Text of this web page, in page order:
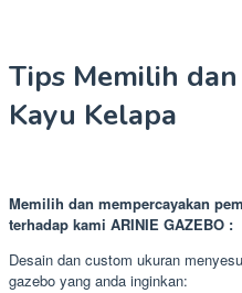
Tips Memilih
Kayu Kelapa
Memilih dan mempercayakan
terhadap kami ARINIE GAZEBO :
Desain dan custom ukuran
gazebo yang anda inginkan: